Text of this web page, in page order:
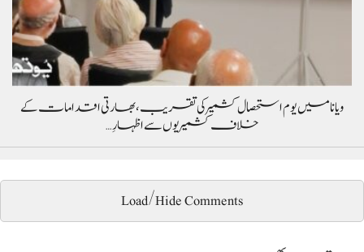
ویانا میں یوم استحصال کشمیر کی تقریب، بھارتی اقدامات کے
خلاف کشمیریوں سے اظہارِ…
Load/Hide Comments